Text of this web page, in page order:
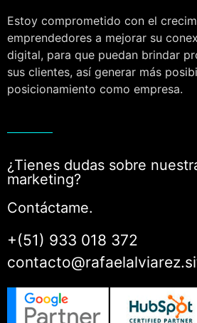
Estoy comprometido con el
emprendedores a mejorar su
digital, para que puedan brindar
sus clientes, así generar más
posicionamiento como empresa.
¿Tienes dudas sobre
marketing?
Contáctame.
+(51) 933 018 372